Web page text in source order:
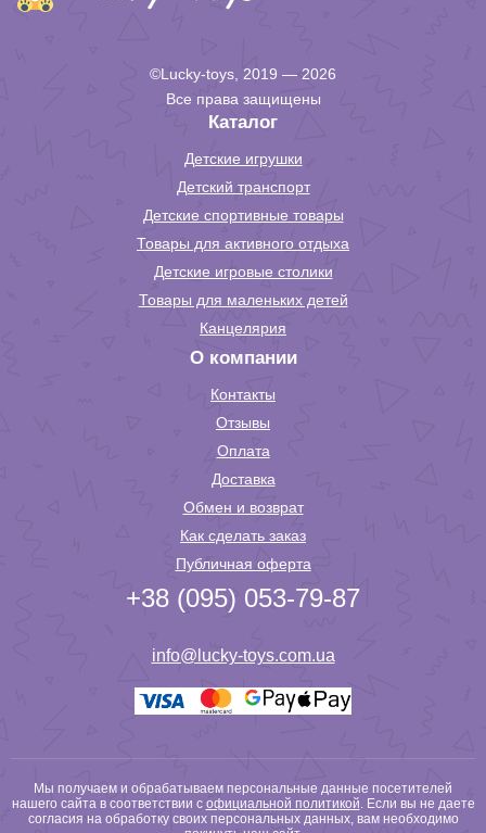
©Lucky-toys, 2019 — 2026
Все права защищены
Каталог
Детские игрушки
Детский транспорт
Детские спортивные товары
Товары для активного отдыха
Детские игровые столики
Товары для маленьких детей
Канцелярия
О компании
Контакты
Отзывы
Оплата
Доставка
Обмен и возврат
Как сделать заказ
Публичная оферта
+38 (095) 053-79-87
info@lucky-toys.com.ua
Мы получаем и обрабатываем персональные данные посетителей
нашего сайта в соответствии с официальной политикой. Если вы не даете
согласия на обработку своих персональных данных, вам необходимо